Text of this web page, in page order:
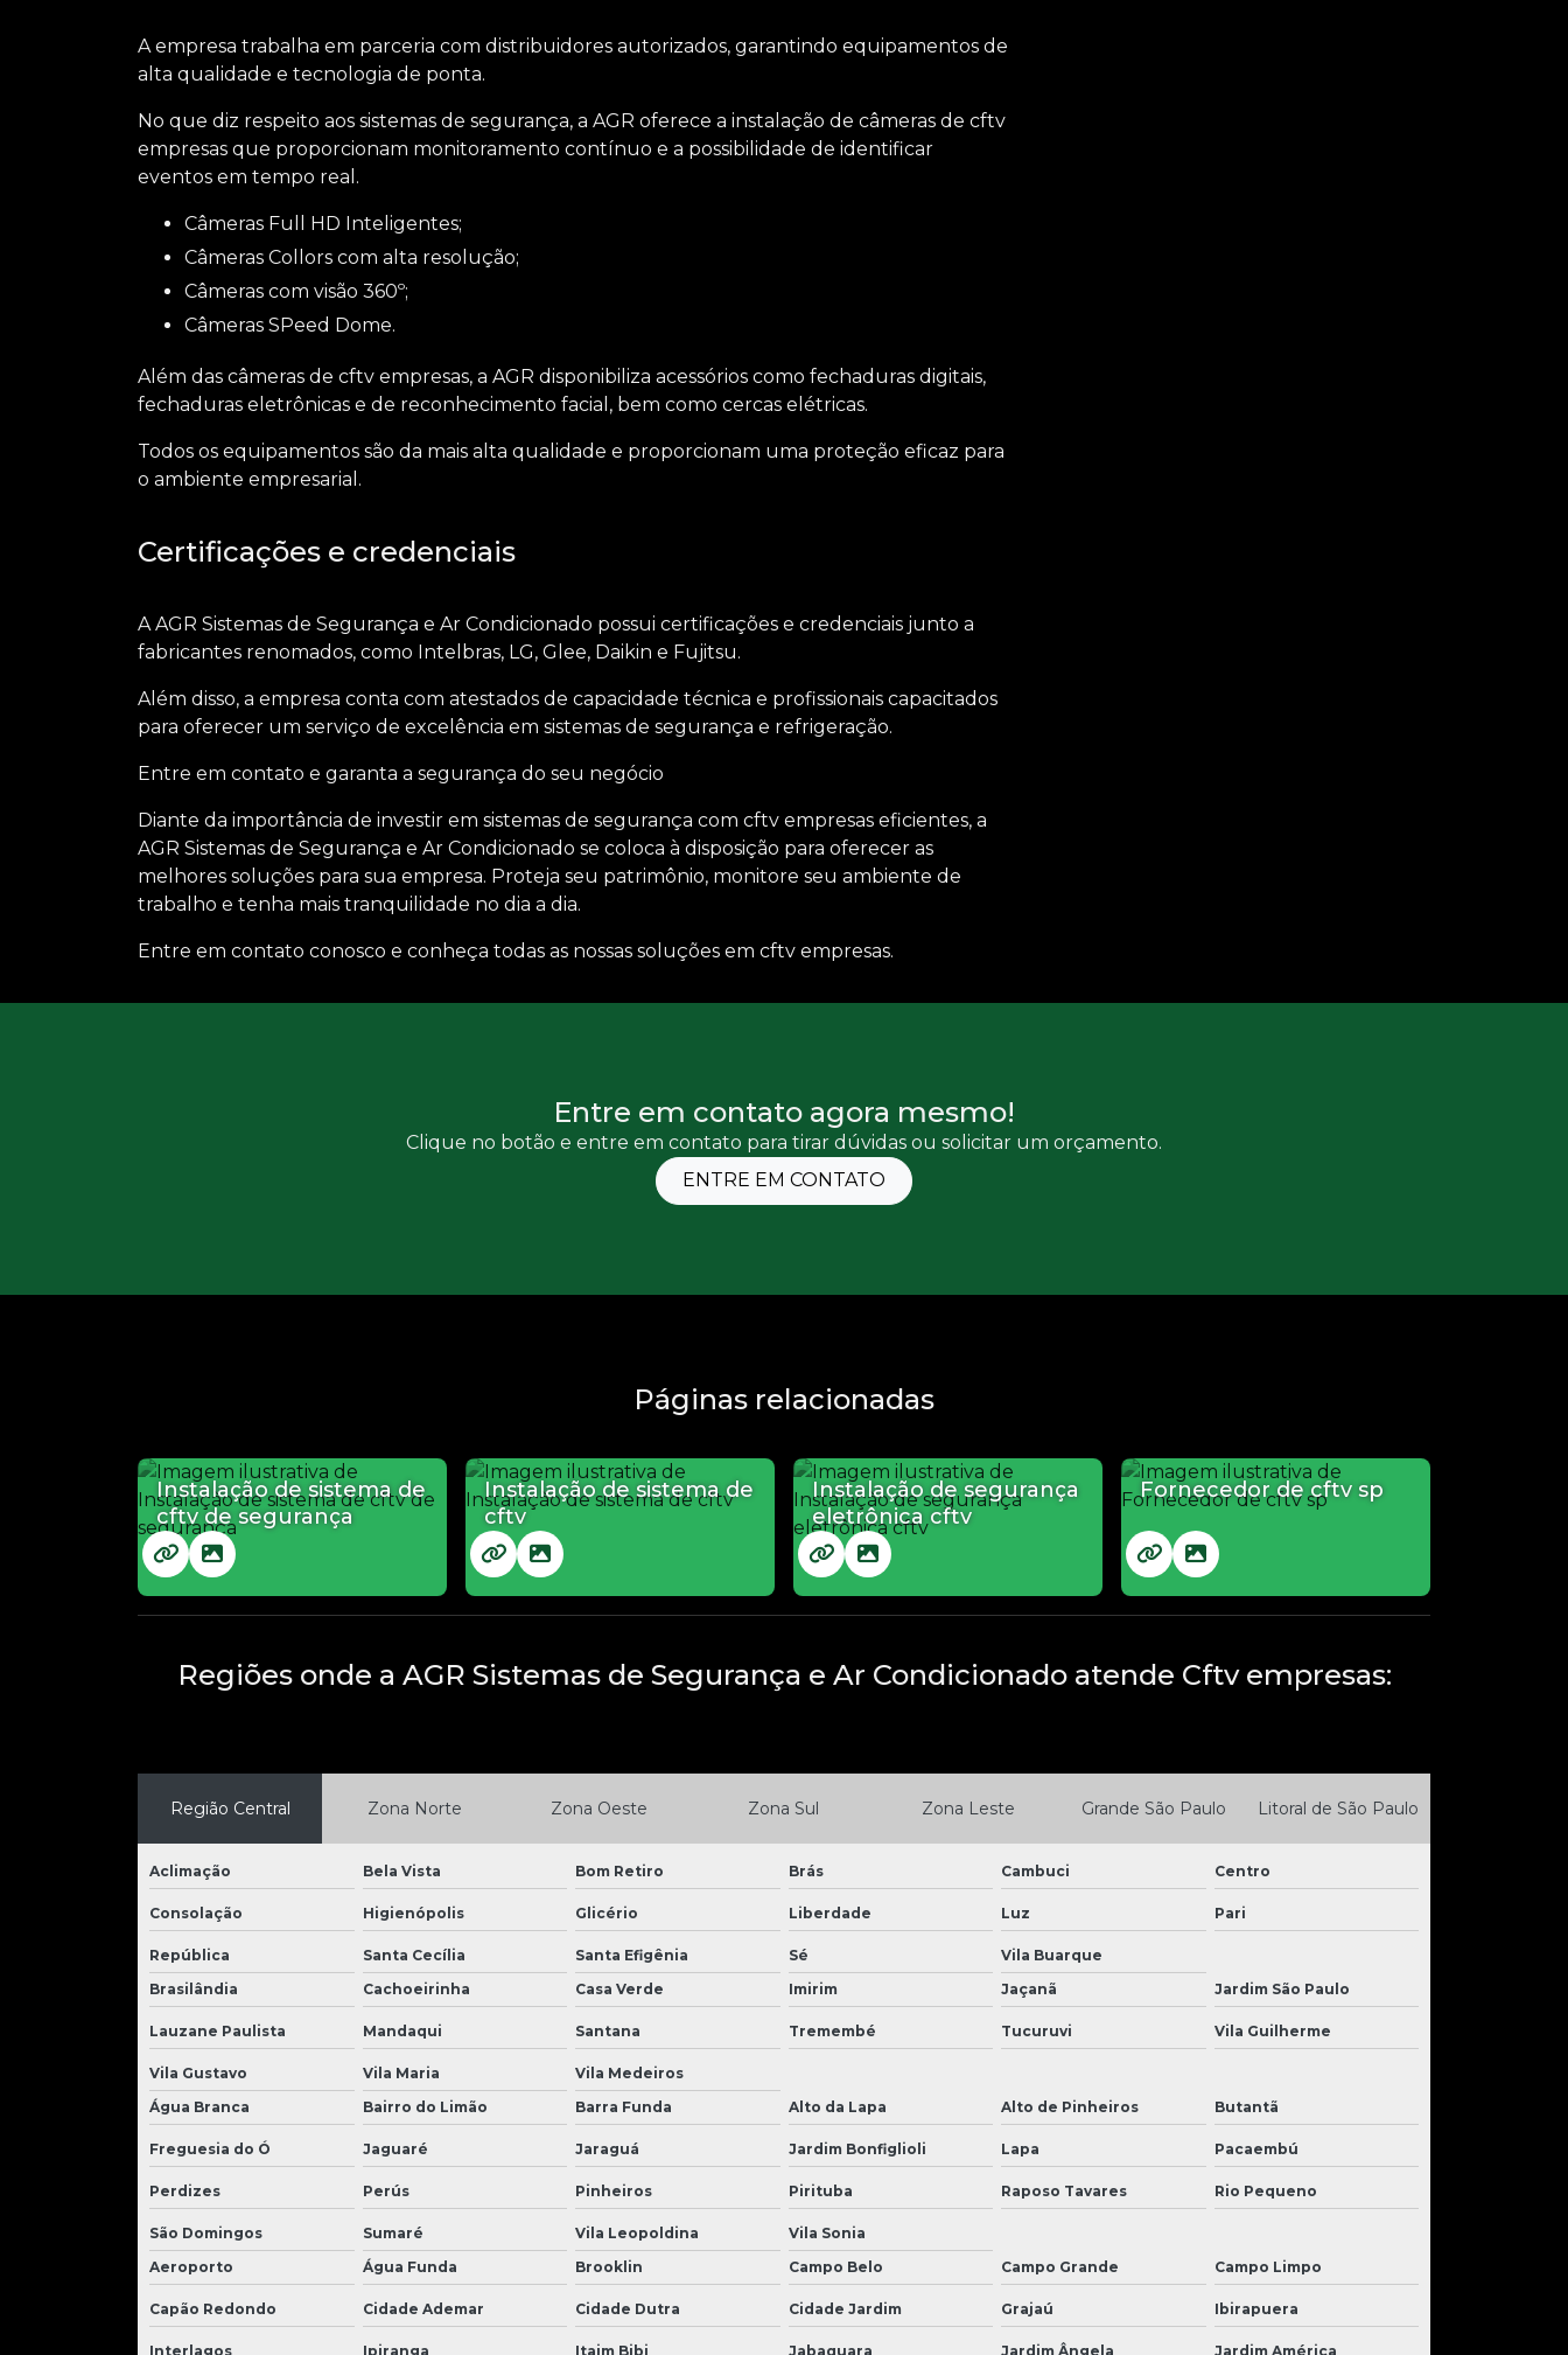
A empresa trabalha em parceria com distribuidores autorizados, garantindo equipamentos de
alta qualidade e tecnologia de ponta.
No que diz respeito aos sistemas de segurança, a AGR oferece a instalação de câmeras de cftv
empresas que proporcionam monitoramento contínuo e a possibilidade de identificar
eventos em tempo real.
Câmeras Full HD Inteligentes;
Câmeras Collors com alta resolução;
Câmeras com visão 360º;
Câmeras SPeed Dome.
Além das câmeras de cftv empresas, a AGR disponibiliza acessórios como fechaduras digitais,
fechaduras eletrônicas e de reconhecimento facial, bem como cercas elétricas.
Todos os equipamentos são da mais alta qualidade e proporcionam uma proteção eficaz para
o ambiente empresarial.
Certificações e credenciais
A AGR Sistemas de Segurança e Ar Condicionado possui certificações e credenciais junto a
fabricantes renomados, como Intelbras, LG, Glee, Daikin e Fujitsu.
Além disso, a empresa conta com atestados de capacidade técnica e profissionais capacitados
para oferecer um serviço de excelência em sistemas de segurança e refrigeração.
Entre em contato e garanta a segurança do seu negócio
Diante da importância de investir em sistemas de segurança com cftv empresas eficientes, a
AGR Sistemas de Segurança e Ar Condicionado se coloca à disposição para oferecer as
melhores soluções para sua empresa. Proteja seu patrimônio, monitore seu ambiente de
trabalho e tenha mais tranquilidade no dia a dia.
Entre em contato conosco e conheça todas as nossas soluções em cftv empresas.
Entre em contato agora mesmo!
Clique no botão e entre em contato para tirar dúvidas ou solicitar um orçamento.
ENTRE EM CONTATO
Páginas relacionadas
Instalação de sistema de
cftv de segurança
Instalação de sistema de
cftv
Instalação de segurança
eletrônica cftv
Fornecedor de cftv sp
Regiões onde a AGR Sistemas de Segurança e Ar Condicionado atende Cftv empresas:
Região Central Zona Norte Zona Oeste Zona Sul Zona Leste Grande São Paulo Litoral de São Paulo
Aclimação Bela Vista Bom Retiro Brás Cambuci Centro
Consolação Higienópolis Glicério Liberdade Luz Pari
República Santa Cecília Santa Efigênia Sé
Vila Buarque
Brasilândia
Cachoeirinha Casa Verde Imirim Jaçanã Jardim São Paulo
Lauzane Paulista Mandaqui Santana Tremembé Tucuruvi Vila Guilherme
Vila Gustavo Vila Maria
Vila Medeiros
Água Branca
Bairro do Limão Barra Funda Alto da Lapa Alto de Pinheiros Butantã
Freguesia do Ó Jaguaré Jaraguá Jardim Bonfiglioli Lapa Pacaembú
Perdizes Perús Pinheiros Pirituba Raposo Tavares Rio Pequeno
São Domingos Sumaré Vila Leopoldina
Vila Sonia
Aeroporto
Água Funda Brooklin Campo Belo Campo Grande Campo Limpo
Capão Redondo Cidade Ademar Cidade Dutra Cidade Jardim Grajaú Ibirapuera
Interlagos Ipiranga Itaim Bibi Jabaquara Jardim Ângela Jardim América